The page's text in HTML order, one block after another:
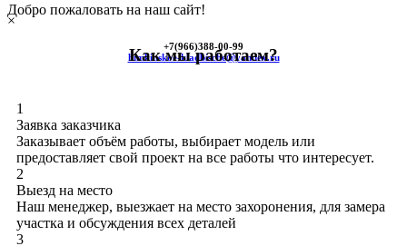
Добро пожаловать на наш сайт!
+7(966)388-00-99
himkinskoe-kladbische@yandex.ru
×
Как мы работаем?
1
Заявка заказчика
Заказывает объём работы, выбирает модель или
предоставляет свой проект на все работы что интересует.
2
Выезд на место
Наш менеджер, выезжает на место захоронения, для замера
участка и обсуждения всех деталей
3